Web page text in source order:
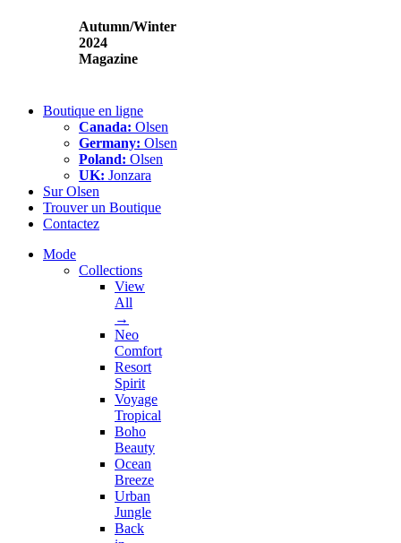
Autumn/Winter
2024
Magazine
Boutique en ligne
Canada: Olsen
Germany: Olsen
Poland: Olsen
UK: Jonzara
Sur Olsen
Trouver un Boutique
Contactez
Mode
Collections
View
All
→
Neo
Comfort
Resort
Spirit
Voyage
Tropical
Boho
Beauty
Ocean
Breeze
Urban
Jungle
Back